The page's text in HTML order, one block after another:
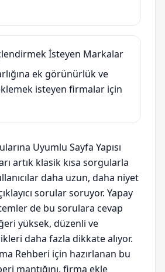
İsteyen Markalar
ek görünürlük ve
isteyen firmalar için
Uyumlu Sayfa Yapısı
artık klasik kısa sorgularla
daha uzun, daha niyet
sorular soruyor. Yapay
de bu sorulara cevap
yüksek, düzenli ve
daha fazla dikkate alıyor.
Rehberi için hazırlanan bu
mantığını, firma ekle